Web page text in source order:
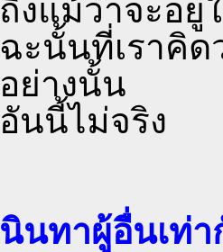
ถึงแม้ว่าจะอยู่
ฉะนั้นที่เราคิด
อย่างนั้น
อันนี้ไม่จริง
นินทาผู้อื่นเท่า